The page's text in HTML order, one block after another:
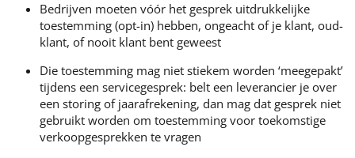
Bedrijven moeten vóór het gesprek uitdrukkelijke
toestemming (opt-in) hebben, ongeacht of je klant, oud-
klant, of nooit klant bent geweest
Die toestemming mag niet stiekem worden ‘meegepakt’
tijdens een servicegesprek: belt een leverancier je over
een storing of jaarafrekening, dan mag dat gesprek niet
gebruikt worden om toestemming voor toekomstige
verkoopgesprekken te vragen